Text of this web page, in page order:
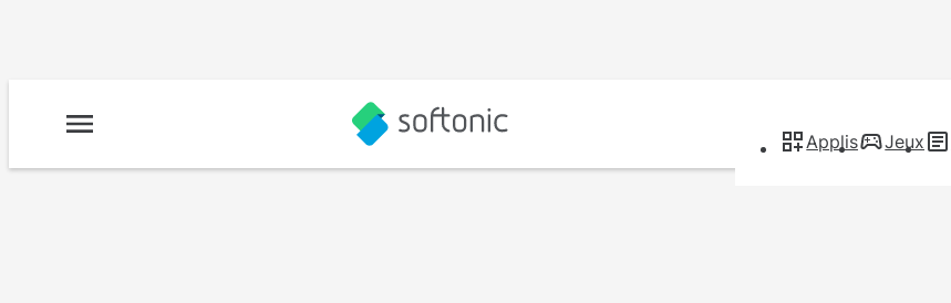
Applis Jeux